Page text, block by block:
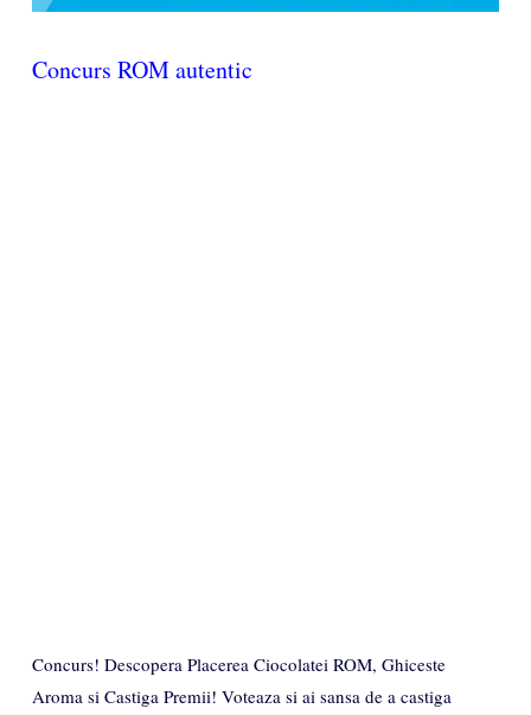
Concurs ROM autentic
Concurs! Descopera Placerea Ciocolatei ROM, Ghiceste
Aroma si Castiga Premii! Voteaza si ai sansa de a castiga